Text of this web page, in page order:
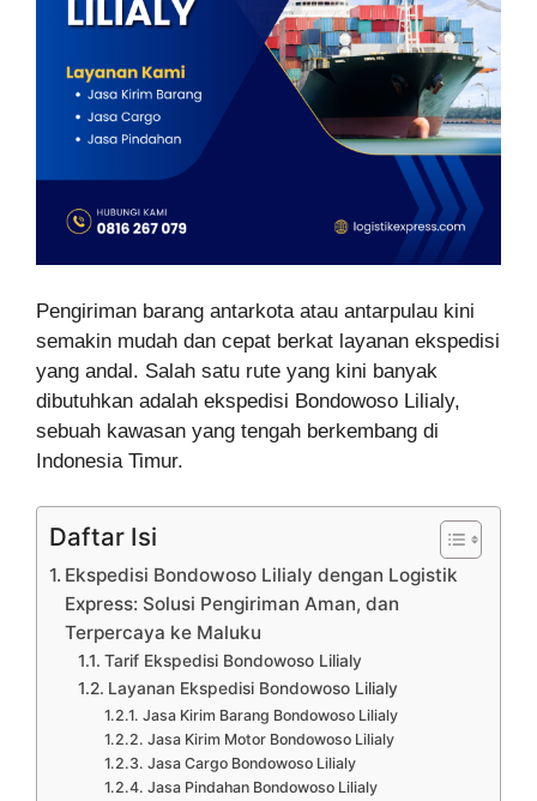
Pengiriman barang antarkota atau antarpulau kini
semakin mudah dan cepat berkat layanan ekspedisi
yang andal. Salah satu rute yang kini banyak
dibutuhkan adalah ekspedisi Bondowoso Lilialy,
sebuah kawasan yang tengah berkembang di
Indonesia Timur.
Daftar Isi
Ekspedisi Bondowoso Lilialy dengan Logistik
Express: Solusi Pengiriman Aman, dan
Terpercaya ke Maluku
Tarif Ekspedisi Bondowoso Lilialy
Layanan Ekspedisi Bondowoso Lilialy
Jasa Kirim Barang Bondowoso Lilialy
Jasa Kirim Motor Bondowoso Lilialy
Jasa Cargo Bondowoso Lilialy
Jasa Pindahan Bondowoso Lilialy